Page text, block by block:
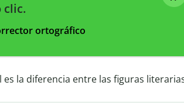
clic.
ortográfico
es la diferencia entre las figuras